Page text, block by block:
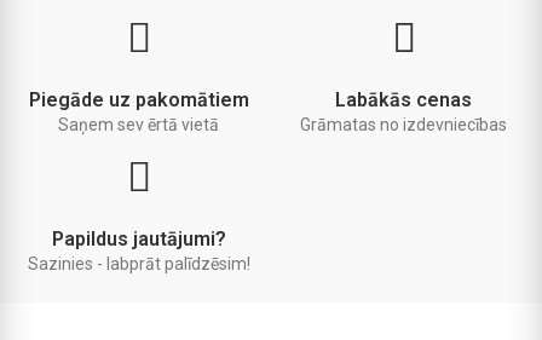
Piegāde uz pakomātiem
Saņem sev ērtā vietā
Labākās cenas
Grāmatas no izdevniecības
Papildus jautājumi?
Sazinies - labprāt palīdzēsim!